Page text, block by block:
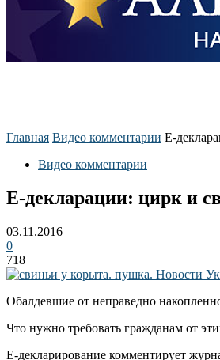
Главная Видео комментарии Е-
Видео комментарии
Е-декларации: цирк и
03.11.2016
0
718
Обалдевшие от неправедно
Что нужно требовать гражданам от
Е-декларирование комментирует